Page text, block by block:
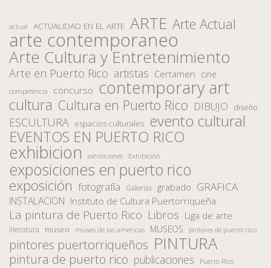
actual ACTUALIDAD EN EL ARTE ARTE Arte Actual
arte contemporaneo
Arte Cultura y Entretenimiento
Arte en Puerto Rico artistas Certamen cine
competencia concurso contemporary art
cultura Cultura en Puerto Rico DIBUJO diseño
ESCULTURA espacios culturales evento cultural
EVENTOS EN PUERTO RICO
exhibicion exhibiciones Exhibición
exposiciones en puerto rico
exposición fotografía Galerias grabado GRAFICA
INSTALACION Instituto de Cultura Puertorriqueña
La pintura de Puerto Rico Libros Liga de arte
literatura museo museo de las americas MUSEOS pintores de puerto rico
pintores puertorriqueños PINTURA
pintura de puerto rico publicaciones Puerto Rico